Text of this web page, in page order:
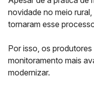
novidade no meio
tornaram esse
Por isso, os
monitoramento mais
modernizar.